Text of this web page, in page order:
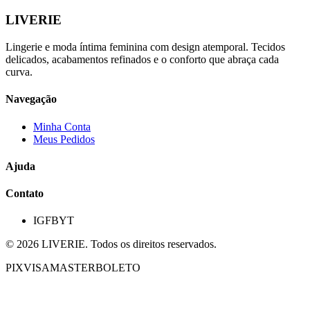
LIVERIE
Lingerie e moda íntima feminina com design atemporal. Tecidos
delicados, acabamentos refinados e o conforto que abraça cada
curva.
Navegação
Minha Conta
Meus Pedidos
Ajuda
Contato
IGFBYT
© 2026 LIVERIE. Todos os direitos reservados.
PIXVISAMASTERBOLETO